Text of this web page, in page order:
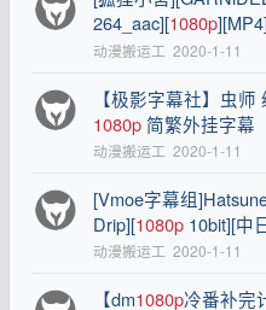
264_aac][1080p
动漫搬运工 2020-1-11
【极影字幕社】虫
1080p简繁外挂字幕
动漫搬运工 2020-1-11
[Vmoe字幕组
Drip][1080p10bit][中
动漫搬运工 2020-1-11
【dm1080p冷番补完